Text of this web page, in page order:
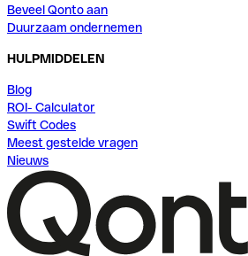
Beveel Qonto aan
Duurzaam ondernemen
HULPMIDDELEN
Blog
ROI- Calculator
Swift Codes
Meest gestelde vragen
Nieuws